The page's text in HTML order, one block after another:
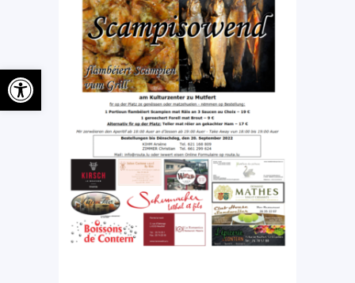
Ouvrir la barre d’outils